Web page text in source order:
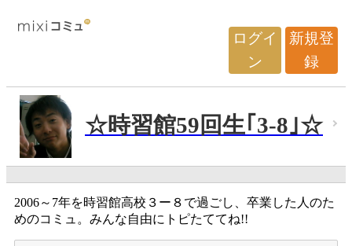
ログイ
ン
新規登
録
☆時習館59回生｢3-8｣☆
2006～7年を時習館高校３ー８で過ごし、卒業した人のた
めのコミュ。みんな自由にトピたててね!!